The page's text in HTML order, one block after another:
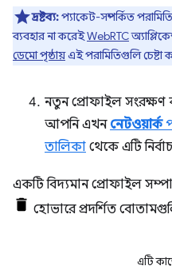
দ্রষ্টব্য:প্যাকেট-সম্পর্কিত
ব্যবহার না করেইWebRTC
ডেমো পৃষ্ঠায়এই পরামিতিগুলি চেষ্টা
নতুন প্রোফাইল সংরক্ষণ
আপনি এখন নেটওয়ার্ক
তালিকা থেকে এটি
একটি বিদ্যমান প্রোফাইল
হোভারে প্রদর্শিত
এটি